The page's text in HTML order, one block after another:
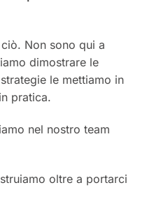
Non sono qui a
dimostrare le
le mettiamo in
pratica.
nel nostro team
oltre a portarci